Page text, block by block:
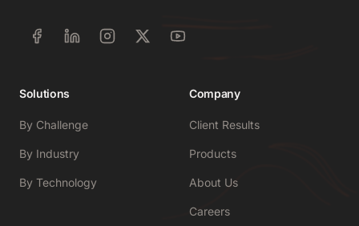
Solutions
By Challenge
By Industry
By Technology
Company
Client Results
Products
About Us
Careers